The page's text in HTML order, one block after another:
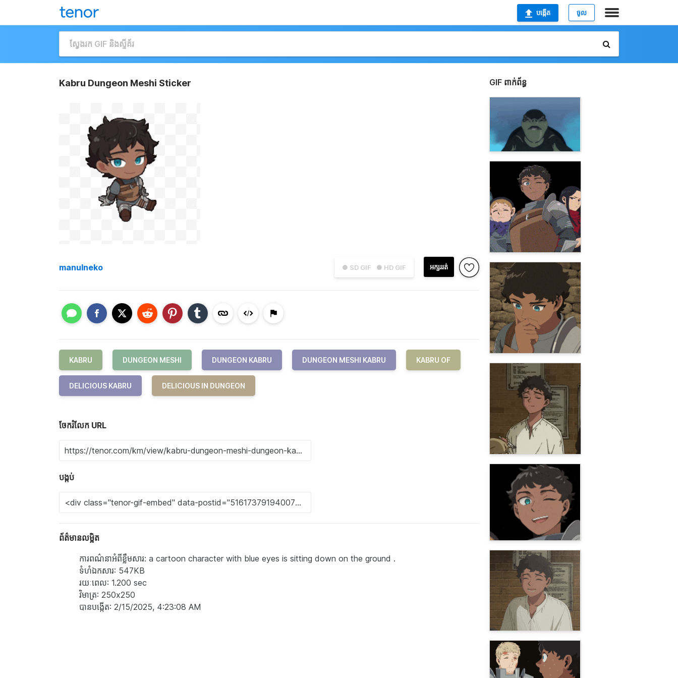
បង្កើត ចូល
Kabru Dungeon Meshi Sticker
● SD GIF ● HD GIF អក្សររត់
manulneko
KABRU DUNGEON MESHI DUNGEON KABRU DUNGEON MESHI KABRU KABRU OF
DELICIOUS KABRU DELICIOUS IN DUNGEON
ចែករំលែក URL
បង្កប់
ព័ត៌មានលម្អិត
ការពណ៌នាអំពីខ្លឹមសារ: a cartoon character with blue eyes is sitting down on the ground .
ទំហំ​ឯកសារ: 547KB
រយៈពេល: 1.200 sec
វិមាត្រ: 250x250
បាន​បង្កើត: 2/15/2025, 4:23:08 AM
GIF ពាក់ព័ន្ធ